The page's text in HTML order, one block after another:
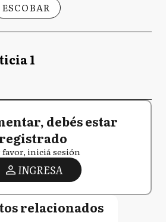
ESCOBAR
1
debés estar
registrado
favor, iniciá sesión
INGRESA
relacionados